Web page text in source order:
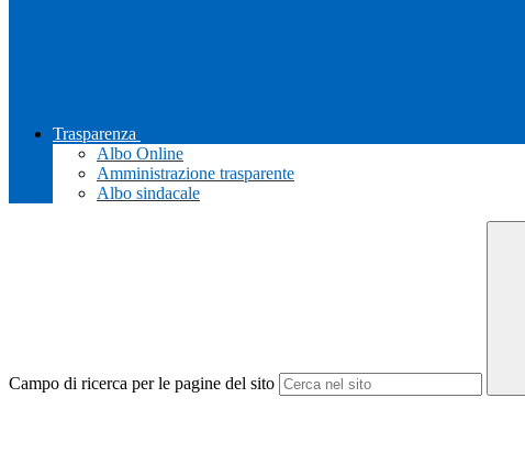
Trasparenza
Albo Online
Amministrazione trasparente
Albo sindacale
Campo di ricerca per le pagine del sito